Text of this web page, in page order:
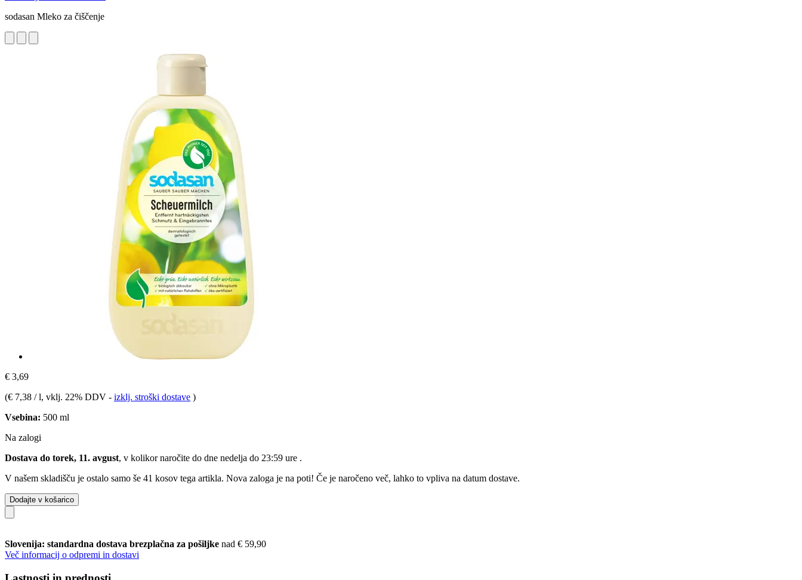
sodasan Mleko za čiščenje
€ 3,69
(€ 7,38 / l, vklj. 22% DDV - izklj. stroški dostave )
Vsebina: 500 ml
Na zalogi
Dostava do torek, 11. avgust, v kolikor naročite do dne nedelja do 23:59 ure .
V našem skladišču je ostalo samo še 41 kosov tega artikla. Nova zaloga je na poti! Če je naročeno več, lahko to vpliva na datum dostave.
Dodajte v košarico
Slovenija: standardna dostava brezplačna za pošiljke nad € 59,90
Več informacij o odpremi in dostavi